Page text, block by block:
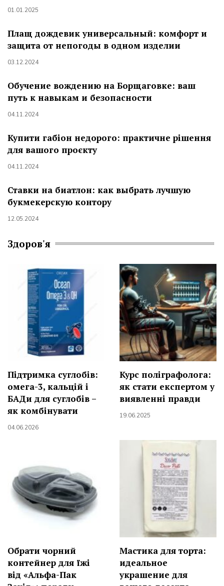
01.01.2025
Плащ дождевик универсальный: комфорт и
защита от непогоды в одном изделии
03.12.2024
Обучение вождению на Борщаговке: ваш
путь к навыкам и безопасности
04.11.2024
Купити габіон недорого: практичне рішення
для вашого проєкту
04.11.2024
Ставки на биатлон: как выбрать лучшую
букмекерскую контору
12.05.2024
Здоров'я
Підтримка суглобів:
омега-3, кальцій і
БАДи для суглобів –
як комбінувати
04.06.2026
Курс поліграфолога:
як стати експертом у
виявленні правди
19.06.2025
Обрати чорний
контейнер для їжі
від «Альфа-Пак
Мастика для торта:
идеальное
украшение для